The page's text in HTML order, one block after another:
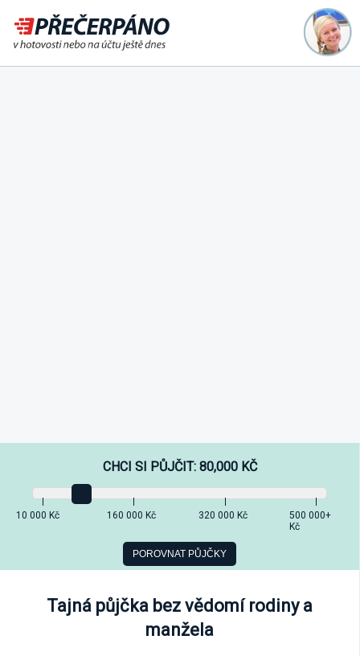
Půjčka ještě dnes na účet
nebo i v hotovosti
CHCI SI PŮJČIT: 80,000KČ
10 000 Kč 160 000 Kč 320 000 Kč
500 000+
Kč
Tajná půjčka bez vědomí rodiny a
manžela